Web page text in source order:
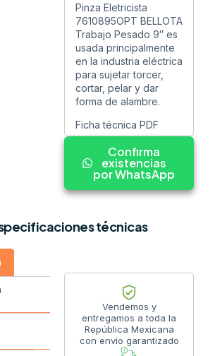
Pinza Eletricista
7610895OPT BELLOTA
Trabajo Pesado 9″ es
usada principalmente
en la industria eléctrica
para sujetar torcer,
cortar, pelar y dar
forma de alambre.
Ficha técnica PDF
Confirma
existencias
por WhatsApp
técnicas
Vendemos y
entregamos a toda la
República Mexicana
con envío garantizado